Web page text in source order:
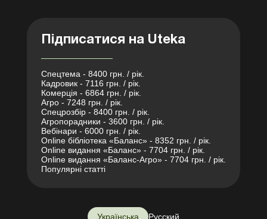
Підписатися на Uteka
Спецтема - 8400 грн. / рік.
Кадровик - 7116 грн. / рік.
Комерція - 6864 грн. / рік.
Агро - 7248 грн. / рік.
Спецрозбір - 8400 грн. / рік.
Агропорадники - 3600 грн. / рік.
Вебінари - 6000 грн. / рік.
Online бібліотека «Баланс» - 8352 грн. / рік.
Online видання «Баланс» - 7704 грн. / рік.
Online видання «Баланс-Агро» - 7704 грн. / рік.
Популярні статті
Українська Русский